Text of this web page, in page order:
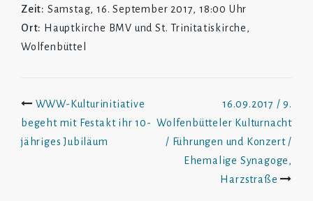
Zeit: Samstag, 16. September 2017, 18:00 Uhr
Ort: Hauptkirche BMV und St. Trinitatiskirche,
Wolfenbüttel
Beitrags-
Navigation
WWW-Kulturinitiative
begeht mit Festakt ihr 10-
jähriges Jubiläum
16.09.2017 / 9.
Wolfenbütteler Kulturnacht
/ Führungen und Konzert /
Ehemalige Synagoge,
Harzstraße